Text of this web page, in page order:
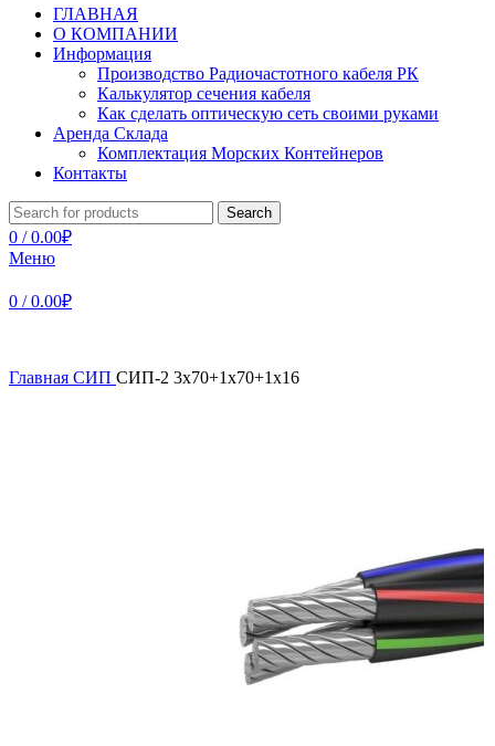
ГЛАВНАЯ
О КОМПАНИИ
Информация
Производство Радиочастотного кабеля РК
Калькулятор сечения кабеля
Как сделать оптическую сеть своими руками
Аренда Склада
Комплектация Морских Контейнеров
Контакты
Search
0 / 0.00₽
Меню
0 / 0.00₽
Главная СИП СИП-2 3х70+1х70+1х16